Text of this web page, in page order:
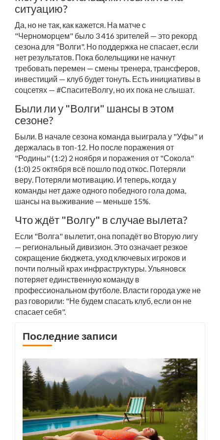
ситуацию?
Да, но не так, как кажется. На матче с
"Черноморцем" было 3 416 зрителей — это рекорд
сезона для "Волги". Но поддержка не спасает, если
нет результатов. Пока болельщики не начнут
требовать перемен — смены тренера, трансферов,
инвестиций — клуб будет тонуть. Есть инициативы в
соцсетях — #СпаситеВолгу, но их пока не слышат.
Были ли у "Волги" шансы в этом
сезоне?
Были. В начале сезона команда выиграла у "Уфы" и
держалась в топ-12. Но после поражения от
"Родины" (1:2) 2 ноября и поражения от "Сокола"
(1:0) 25 октября всё пошло под откос. Потеряли
веру. Потеряли мотивацию. И теперь, когда у
команды нет даже одного победного гола дома,
шансы на выживание — меньше 15%.
Что ждёт "Волгу" в случае вылета?
Если "Волга" вылетит, она попадёт во Вторую лигу
— региональный дивизион. Это означает резкое
сокращение бюджета, уход ключевых игроков и
почти полный крах инфраструктуры. Ульяновск
потеряет единственную команду в
профессиональном футболе. Власти города уже не
раз говорили: "Не будем спасать клуб, если он не
спасает себя".
Последние записи